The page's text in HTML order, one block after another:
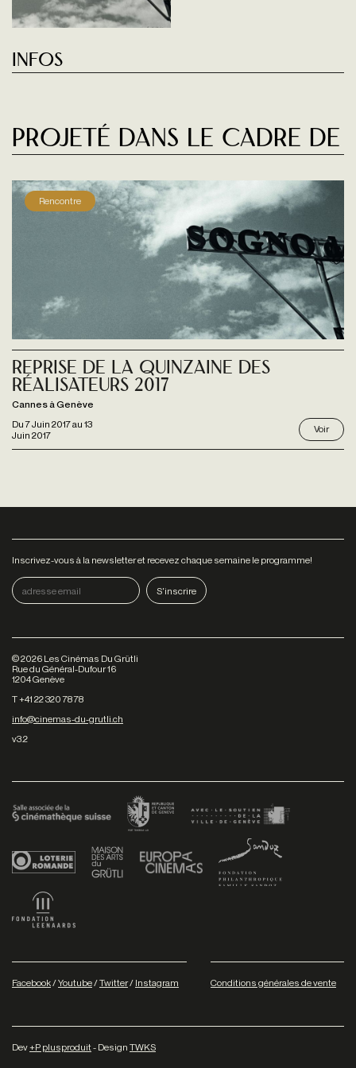
Infos
Projeté dans le cadre de
Rencontre
Du7 Juin 2017au 13
Juin 2017
Reprise de la Quinzaine des
Réalisateurs 2017
Cannes à Genève
Voir
Inscrivez-vous à la newsletter et recevez chaque semaine le programme!
©2026 Les Cinémas Du Grütli
Rue du Général-Dufour 16
1204 Genève
T +41 22 320 78 78
info@cinemas-du-grutli.ch
v3.2
Facebook/Youtube/Twitter/ Instagram Conditions générales de vente
Dev+P plusproduit- Design TWKS